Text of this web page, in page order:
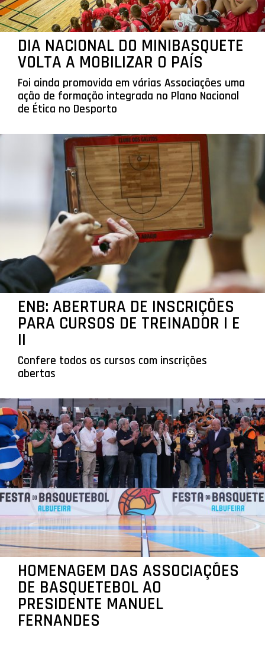
DIA NACIONAL DO MINIBASQUETE
VOLTA A MOBILIZAR O PAÍS
Foi ainda promovida em várias Associações uma
ação de formação integrada no Plano Nacional
de Ética no Desporto
ENB: ABERTURA DE INSCRIÇÕES
PARA CURSOS DE TREINADOR I E
II
Confere todos os cursos com inscrições
abertas
HOMENAGEM DAS ASSOCIAÇÕES
DE BASQUETEBOL AO
PRESIDENTE MANUEL
FERNANDES